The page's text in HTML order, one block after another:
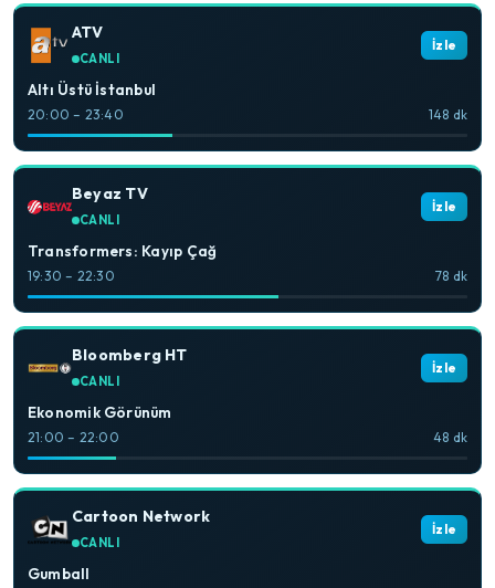
ATV
CANLI
İzle
Altı Üstü İstanbul
20:00 – 23:40 148 dk
Beyaz TV
CANLI
İzle
Transformers: Kayıp Çağ
19:30 – 22:30 78 dk
Bloomberg HT
CANLI
İzle
Ekonomik Görünüm
21:00 – 22:00 48 dk
Cartoon Network
CANLI
İzle
Gumball